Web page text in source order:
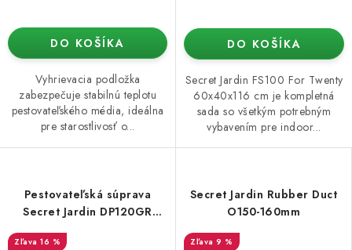
DO KOŠÍKA
Vyhrievacia podložka
zabezpečuje stabilnú teplotu
pestovateľského média, ideálna
pre starostlivosť o...
DO KOŠÍKA
Secret Jardin FS100 For Twenty
60x40x116 cm je kompletná
sada so všetkým potrebným
vybavením pre indoor...
Pestovateľská súprava
Secret Jardin DP120GR
16 %
Secret Jardin Rubber Duct
O150-160mm
9 %